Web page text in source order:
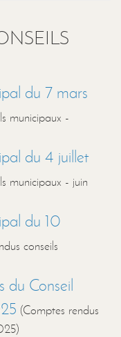
du 7 mars
municipaux -
du 4 juillet
municipaux - juin
du 10
conseils
du Conseil
(Comptes rendus
)